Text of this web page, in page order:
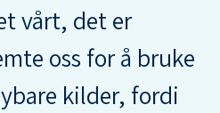
vårt, det er
oss for å bruke
kilder, fordi